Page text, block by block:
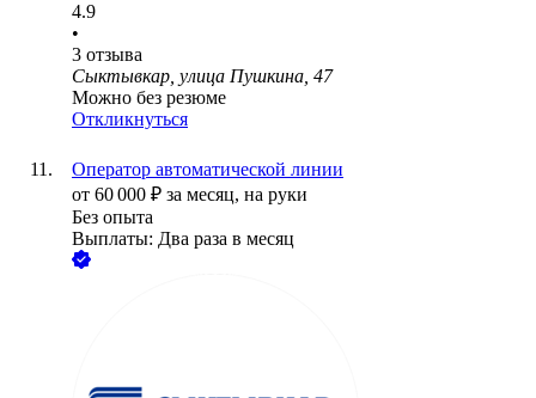
4.9
•
3 отзыва
Сыктывкар, улица Пушкина, 47
Можно без резюме
Откликнуться
Оператор автоматической линии
от 60 000 ₽ за месяц, на руки
Без опыта
Выплаты: Два раза в месяц